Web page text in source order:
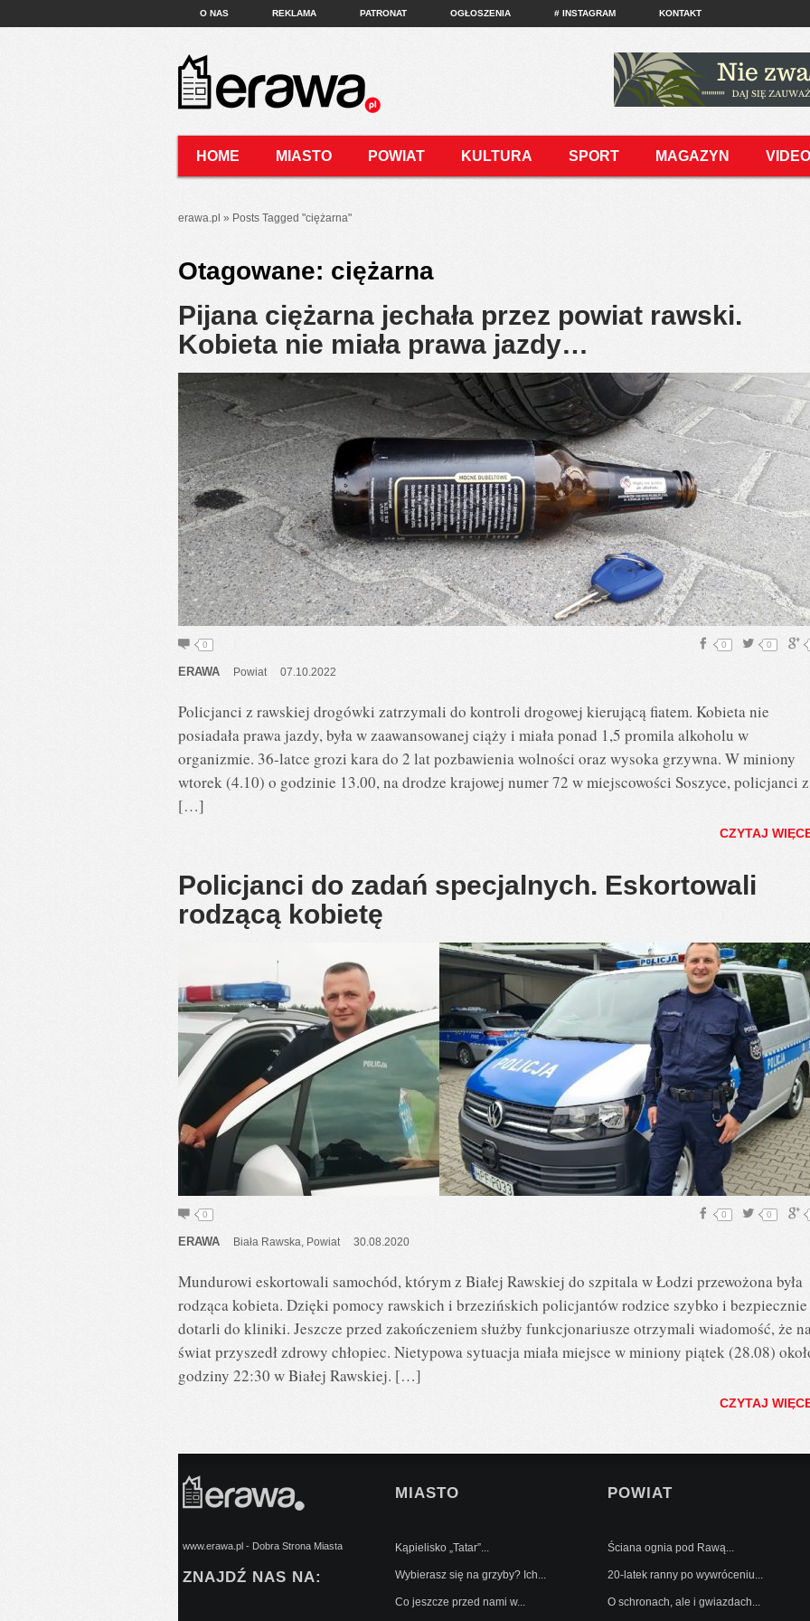
O NAS REKLAMA PATRONAT OGŁOSZENIA # INSTAGRAM KONTAKT
HOME MIASTO POWIAT KULTURA SPORT MAGAZYN VIDEO
erawa.pl » Posts Tagged "ciężarna"
Otagowane: ciężarna
Pijana ciężarna jechała przez powiat rawski.
Kobieta nie miała prawa jazdy…
0 0
0
ERAWA Powiat 07.10.2022
Policjanci z rawskiej drogówki zatrzymali do kontroli drogowej kierującą fiatem. Kobieta nie
posiadała prawa jazdy, była w zaawansowanej ciąży i miała ponad 1,5 promila alkoholu w
organizmie. 36-latce grozi kara do 2 lat pozbawienia wolności oraz wysoka grzywna. W miniony
wtorek (4.10) o godzinie 13.00, na drodze krajowej numer 72 w miejscowości Soszyce, policjanci z
[…]
CZYTAJ
Policjanci do zadań specjalnych. Eskortowali
rodzącą kobietę
0 0
0
ERAWA Biała Rawska Powiat 30.08.2020
Mundurowi eskortowali samochód, którym z Białej Rawskiej do szpitala w Łodzi przewożona była
rodząca kobieta. Dzięki pomocy rawskich i brzezińskich policjantów rodzice szybko i bezpiecznie
dotarli do kliniki. Jeszcze przed zakończeniem służby funkcjonariusze otrzymali wiadomość, że
świat przyszedł zdrowy chłopiec. Nietypowa sytuacja miała miejsce w miniony piątek (28.08)
godziny 22:30 w Białej Rawskiej. […]
CZYTAJ
www.erawa.pl - Dobra Strona Miasta
ZNAJDŹ NAS NA:
MIASTO
Kąpielisko „Tatar”...
Wybierasz się na grzyby? Ich...
Co jeszcze przed nami w...
POWIAT
Ściana ognia pod Rawą...
20-latek ranny po wywróceniu...
O schronach, ale i gwiazdach...